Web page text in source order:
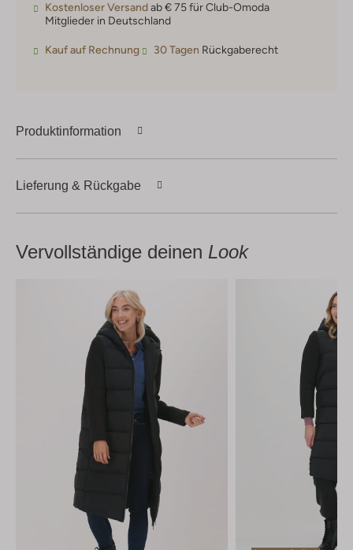
Kostenloser Versandab € 75 für Club-Omoda
Mitglieder in Deutschland
Kauf auf Rechnung 30 Tagen Rückgaberecht
Produktinformation
Lieferung & Rückgabe
Vervollständige deinen Look